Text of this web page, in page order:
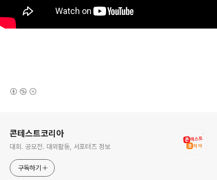
콘테스트코리아
대회. 공모전. 대외활동, 서포터즈 정보
구독하기